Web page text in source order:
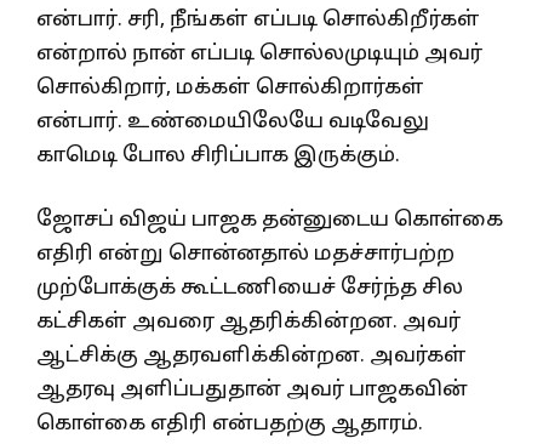
என்பார். சரி, நீங்கள் எப்படி சொல்கிறீர்கள்
என்றால் நான் எப்படி சொல்லமுடியும் அவர்
சொல்கிறார், மக்கள் சொல்கிறார்கள்
என்பார். உண்மையிலேயே வடிவேலு
காமெடி போல சிரிப்பாக இருக்கும்.
ஜோசப் விஜய் பாஜக தன்னுடைய கொள்கை
எதிரி என்று சொன்னதால் மதச்சார்பற்ற
முற்போக்குக் கூட்டணியைச் சேர்ந்த சில
கட்சிகள் அவரை ஆதரிக்கின்றன. அவர்
ஆட்சிக்கு ஆதரவளிக்கின்றன. அவர்கள்
ஆதரவு அளிப்பதுதான் அவர் பாஜகவின்
கொள்கை எதிரி என்பதற்கு ஆதாரம்.